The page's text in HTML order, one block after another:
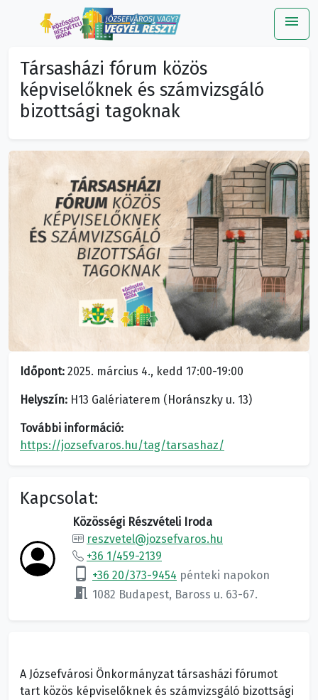
menu
Társasházi fórum közös
képviselőknek és számvizsgáló
bizottsági tagoknak
Időpont: 2025. március 4., kedd 17:00-19:00
Helyszín: H13 Galériaterem (Horánszky u. 13)
További információ:
https://jozsefvaros.hu/tag/tarsashaz/
Kapcsolat:
Közösségi Részvételi Iroda
reszvetel@jozsefvaros.hu
+36 1/459-2139
phone_android +36 20/373-9454 pénteki napokon
meeting_room 1082 Budapest, Baross u. 63-67.
A Józsefvárosi Önkormányzat társasházi fórumot
tart közös képviselőknek és számvizsgáló bizottsági